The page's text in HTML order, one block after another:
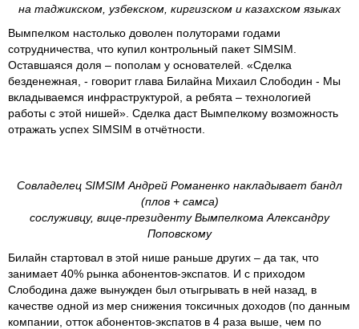
на таджикском, узбекском, киргизском и казахском языках
Вымпелком настолько доволен полуторами годами
сотрудничества, что купил контрольный пакет SIMSIM.
Оставшаяся доля – пополам у основателей. «Сделка
безденежная, - говорит глава Билайна Михаил Слободин - Мы
вкладываемся инфраструктурой, а ребята – технологией
работы с этой нишей». Сделка даст Вымпелкому возможность
отражать успех SIMSIM в отчётности.
Совладелец SIMSIM Андрей Романенко накладывает бандл
(плов + самса)
сослуживцу, вице-президенту Вымпелкома Александру
Поповскому
Билайн стартовал в этой нише раньше других – да так, что
занимает 40% рынка абонентов-экспатов. И с приходом
Слободина даже вынужден был отыгрывать в ней назад, в
качестве одной из мер снижения токсичных доходов (по данным
компании, отток абонентов-экспатов в 4 раза выше, чем по